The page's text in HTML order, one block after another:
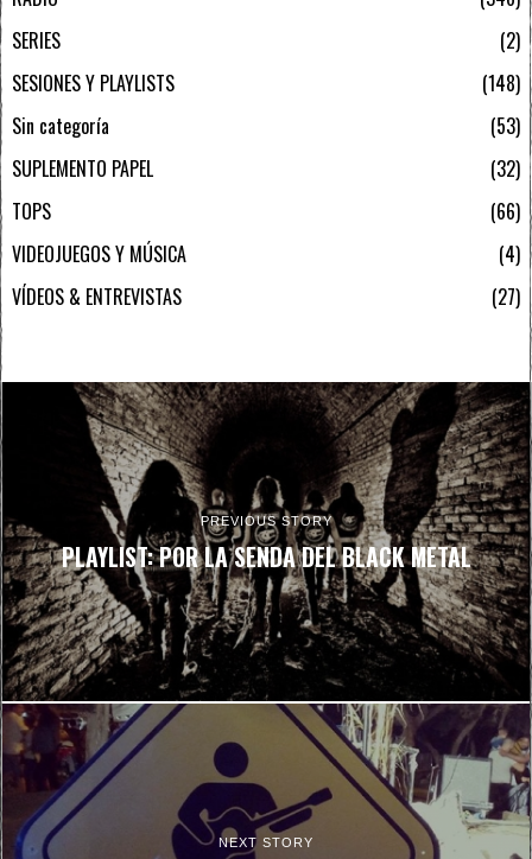
SERIES
2
SESIONES Y PLAYLISTS
148
Sin categoría
53
SUPLEMENTO PAPEL
32
TOPS
66
VIDEOJUEGOS Y MÚSICA
4
VÍDEOS & ENTREVISTAS
27
PREVIOUS STORY
PLAYLIST: POR LA SENDA DEL BLACK METAL
NEXT STORY